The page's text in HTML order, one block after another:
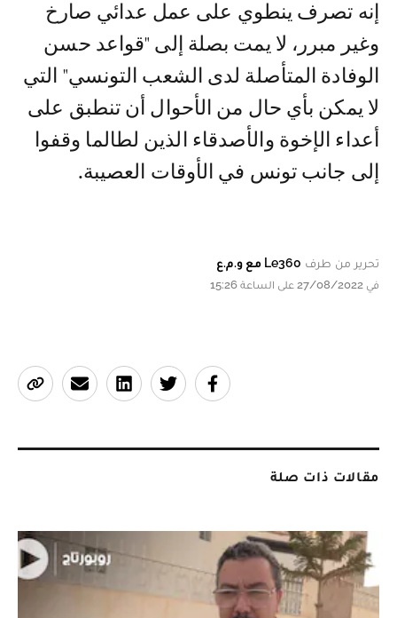
إنه تصرف ينطوي على عمل عدائي صارخ
وغير مبرر، لا يمت بصلة إلى "قواعد حسن
الوفادة المتأصلة لدى الشعب التونسي" التي
لا يمكن بأي حال من الأحوال أن تنطبق على
أعداء الإخوة والأصدقاء الذين لطالما وقفوا
إلى جانب تونس في الأوقات العصيبة.
تحرير من طرف Le360 مع و.م.ع
في 27/08/2022 على الساعة 15:26
مقالات ذات صلة